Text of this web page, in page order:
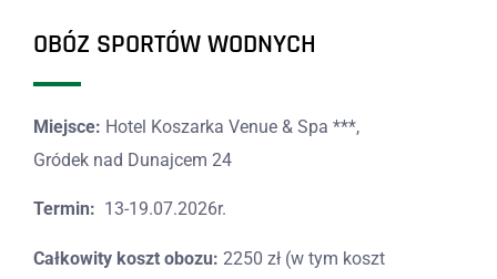
OBÓZ SPORTÓW WODNYCH
Miejsce: Hotel Koszarka Venue & Spa ***,
Gródek nad Dunajcem 24
Termin: 13-19.07.2026r.
Całkowity koszt obozu: 2250 zł (w tym koszt